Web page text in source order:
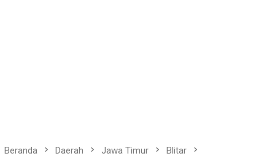
Beranda Daerah Jawa Timur Blitar